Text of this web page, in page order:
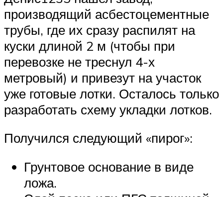
производящий асбестоцементные
трубы, где их сразу распилят на
куски длиной 2 м (чтобы при
перевозке не треснул 4-х
метровый) и привезут на участок
уже готовые лотки. Осталось только
разработать схему укладки лотков.
Получился следующий «пирог»:
Грунтовое основание в виде
ложа.